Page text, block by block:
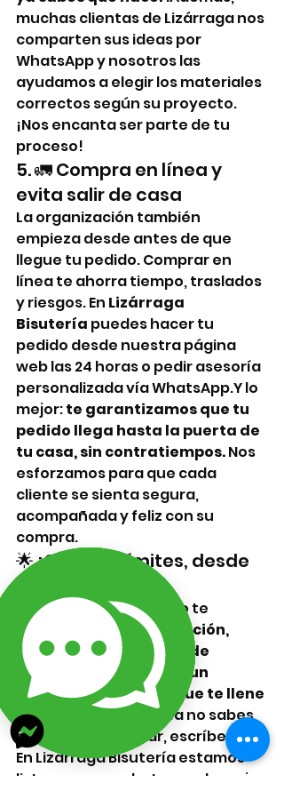
muchas clientas de Lizárraga nos
comparten sus ideas por
WhatsApp y nosotros las
ayudamos a elegir los materiales
correctos según su proyecto.
¡Nos encanta ser parte de tu
proceso!
5. 🚛 Compra en línea y
evita salir de casa
La organización también
empieza desde antes de que
llegue tu pedido. Comprar en
línea te ahorra tiempo, traslados
y riesgos. En Lizárraga
Bisutería puedes hacer tu
pedido desde nuestra página
web las 24 horas o pedir asesoría
personalizada vía WhatsApp.Y lo
mejor: te garantizamos que tu
pedido llega hasta la puerta de
tu casa, sin contratiempos. Nos
esforzamos para que cada
cliente se sienta segura,
acompañada y feliz con su
compra.
🌟 ¡Crea sin límites, desde
donde estés!
No dejes que el espacio te
detenga.
Con organización,
asesoría y materiales de
calidad, puedes crear un
negocio desde casa que te llene
de orgullo
.Y si todavía no sabes
por dónde empezar, escríbenos.
En Lizárraga Bisutería estamos
listas para ayudarte, con la mejor